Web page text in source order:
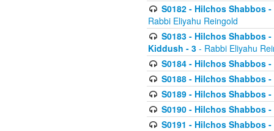
S0182 - Hilchos Shabbos
Rabbi Eliyahu Reingold
S0183 - Hilchos Shabbos
Kiddush - 3 - Rabbi Eliyahu
S0184 - Hilchos Shabbos
S0188 - Hilchos Shabbos
S0189 - Hilchos Shabbos
S0190 - Hilchos Shabbos
S0191 - Hilchos Shabbos